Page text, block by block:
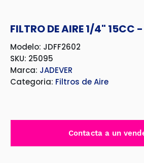
FILTRO DE AIRE 1/4" 15CC
Modelo: JDFF2602
SKU: 25095
Marca: JADEVER
Categoria: Filtros de Aire
Contacta a un